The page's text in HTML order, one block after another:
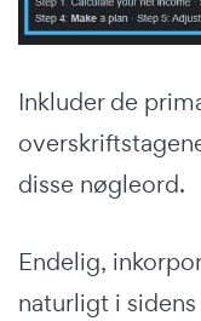
Inkluder de
disse nøgleord.
Endelig,
naturligt i